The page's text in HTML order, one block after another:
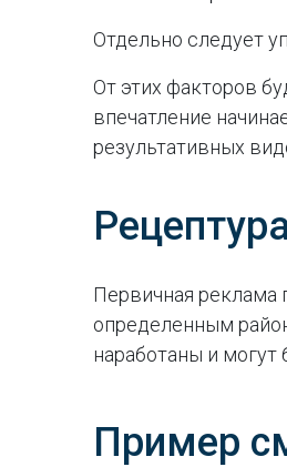
Отдельно следует
От этих факторов
впечатление
результативных
Первичная реклама
определенным
наработаны и могут
Пример